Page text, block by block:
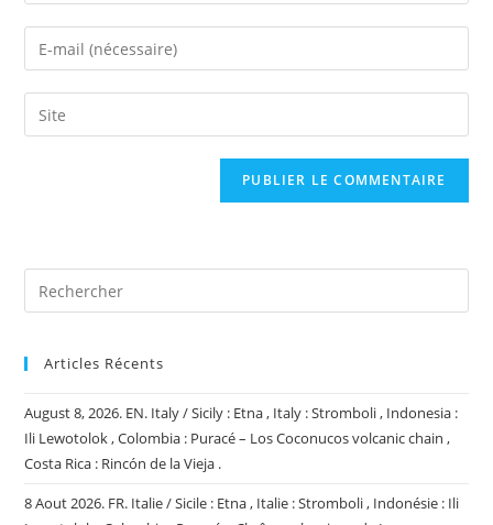
name
comment
Enter
your
email
address
Saisir
l’URL
Articles Récents
August 8, 2026. EN. Italy / Sicily : Etna , Italy : Stromboli , Indonesia :
Ili Lewotolok , Colombia : Puracé – Los Coconucos volcanic chain ,
Costa Rica : Rincón de la Vieja .
8 Aout 2026. FR. Italie / Sicile : Etna , Italie : Stromboli , Indonésie : Ili